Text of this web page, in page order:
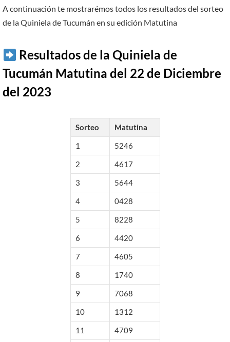
A continuación te mostrarémos todos los resultados del sorteo
de la Quiniela de Tucumán en su edición Matutina
Resultados de la Quiniela de
Tucumán Matutina del 22 de Diciembre
del 2023
Sorteo
Matutina
1
5246
2
4617
3
5644
4
0428
5
8228
6
4420
7
4605
8
1740
9
7068
10
1312
11
4709